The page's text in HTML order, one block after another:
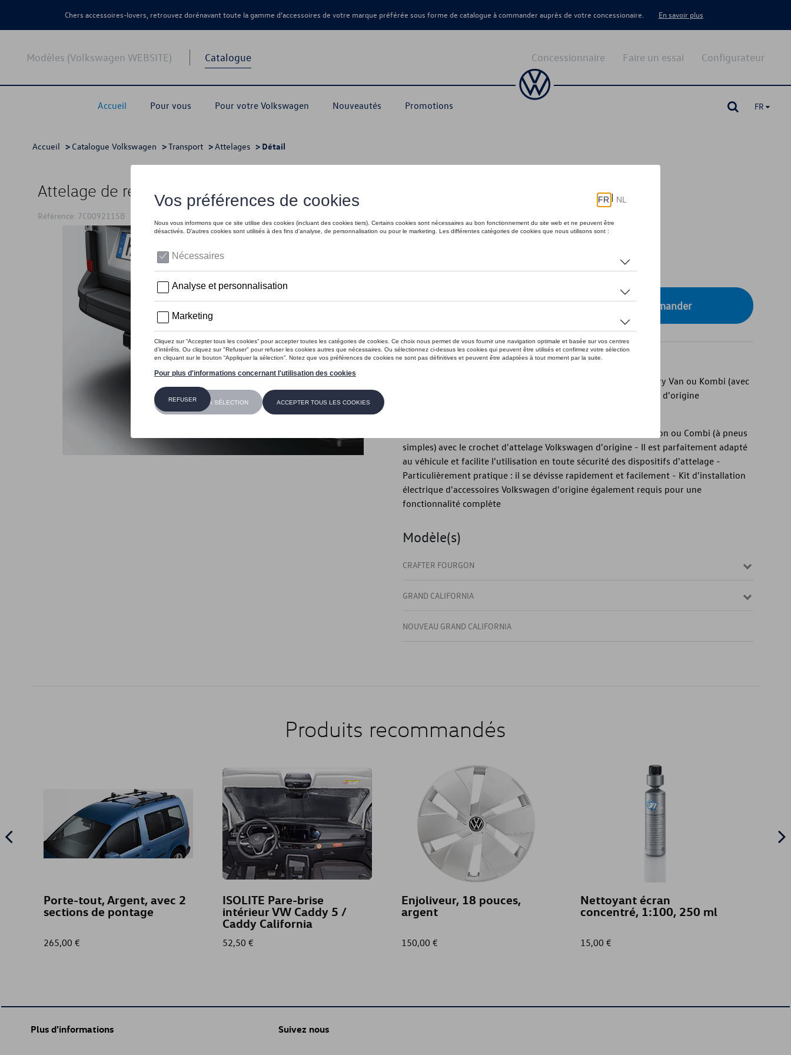
Chers accessoires-lovers, retrouvez dorénavant toute la gamme d’accessoires de votre marque préférée sous forme de catalogue à commander auprès de votre concessionaire. En savoir plus
Modèles (Volkswagen WEBSITE) Catalogue
Accueil Pour vous Pour votre Volkswagen Nouveautés Promotions
Configurateur
Faire un essai
Concessionnaire
FR
Accueil > Catalogue Volkswagen >Transport >Attelages > Détail
Attelage de remorquage, démontable, modèles à pneus simples
Référence: 7C0092115B
En stock
Contactez votre concessionnaire pour commander
Introduction
- Développez les capacités de transport de votre Crafter Delivery Van ou Kombi (avec
des pneus simples) avec le support de remorquage Volkswagen d'origine
- Développez les capacités de transport de votre Crafter Fourgon ou Combi (à pneus
simples) avec le crochet d'attelage Volkswagen d'origine - Il est parfaitement adapté
au véhicule et facilite l'utilisation en toute sécurité des dispositifs d'attelage -
Particulièrement pratique : il se dévisse rapidement et facilement - Kit d'installation
électrique d'accessoires Volkswagen d'origine également requis pour une
fonctionnalité complète
Modèle(s)
CRAFTER FOURGON
GRAND CALIFORNIA
NOUVEAU GRAND CALIFORNIA
Produits recommandés
Porte-tout, Argent, avec 2
sections de pontage
265,00 €
ISOLITE Pare-brise
intérieur VW Caddy 5 /
Caddy California
52,50 €
Enjoliveur, 18 pouces,
argent
150,00 €
Nettoyant écran
concentré, 1:100, 250 ml
15,00 €
Plus d'informations Suivez nous